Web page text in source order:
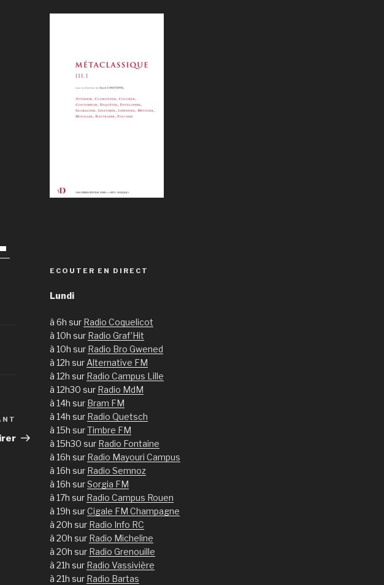
Article
suivant
ECOUTER EN DIRECT
Lundi
à 6h sur Radio Coquelicot
à 10h sur Radio Graf’Hit
à 10h sur Radio Bro Gwened
à 12h sur Alternative FM
à 12h sur Radio Campus Lille
à 12h30 sur Radio MdM
à 14h sur Bram FM
à 14h sur Radio Quetsch
à 15h surTimbre FM
à 15h30 sur Radio Fontaine
à 16h sur Radio Mayouri Campus
à 16h sur Radio Semnoz
à 16h surSorgia FM
à 17h sur Radio Campus Rouen
à 19h surCigale FM Champagne
à 20h sur Radio Info RC
à 20h sur Radio Micheline
à 20h sur Radio Grenouille
à 21h sur Radio Vassivière
à 21h sur Radio Bartas